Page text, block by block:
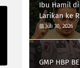
Ibu Hamil
Larikan ke
Paluta,
Sorotan
Sumut
Juli 30, 2026
GMP HBP